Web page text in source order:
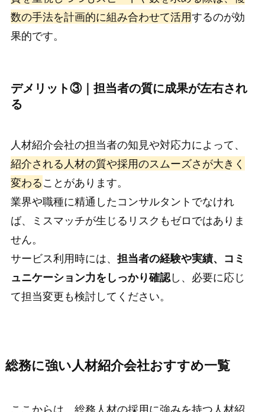
数の手法を計画的に組み合わせて活用するのが効
果的です。
デメリット③｜担当者の質に成果が左右され
る
人材紹介会社の担当者の知見や対応力によって、
紹介される人材の質や採用のスムーズさが大きく
変わることがあります。
業界や職種に精通したコンサルタントでなけれ
ば、ミスマッチが生じるリスクもゼロではありま
せん。
サービス利用時には、 担当者の経験や実績、コミ
ュニケーション力をしっかり確認し、必要に応じ
て担当変更も検討してください。
総務に強い人材紹介会社おすすめ一覧